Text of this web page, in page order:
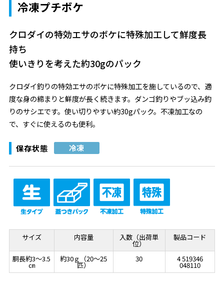
冷凍プチボケ
クロダイの特効エサのボケに特殊加工して鮮度長
持ち
使いきりを考えた約30gのパック
クロダイ釣りの特効エサのボケに特殊加工を施しているので、適
度な身の締まりと鮮度が長く続きます。ダンゴ釣りやブッ込み釣
りのサシエです。使い切りやすい約30gパック。不凍加工なの
で、すぐに使えるのも便利。
保存状態 冷凍
サイズ 内容量 入数（出荷単
位）
製品コード
胴長約3～3.5
㎝
約30ｇ（20～25
匹）
30 4 519346
048110